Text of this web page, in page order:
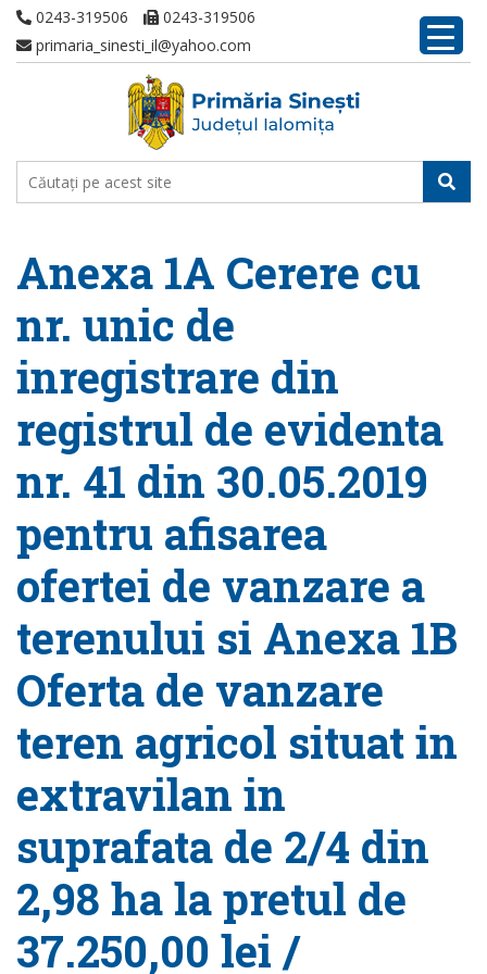
0243-319506
0243-319506
primaria_sinesti_il@yahoo.com
Anexa 1A Cerere cu
nr. unic de
inregistrare din
registrul de evidenta
nr. 41 din 30.05.2019
pentru afisarea
ofertei de vanzare a
terenului si Anexa 1B
Oferta de vanzare
teren agricol situat in
extravilan in
suprafata de 2/4 din
2,98 ha la pretul de
37.250,00 lei /